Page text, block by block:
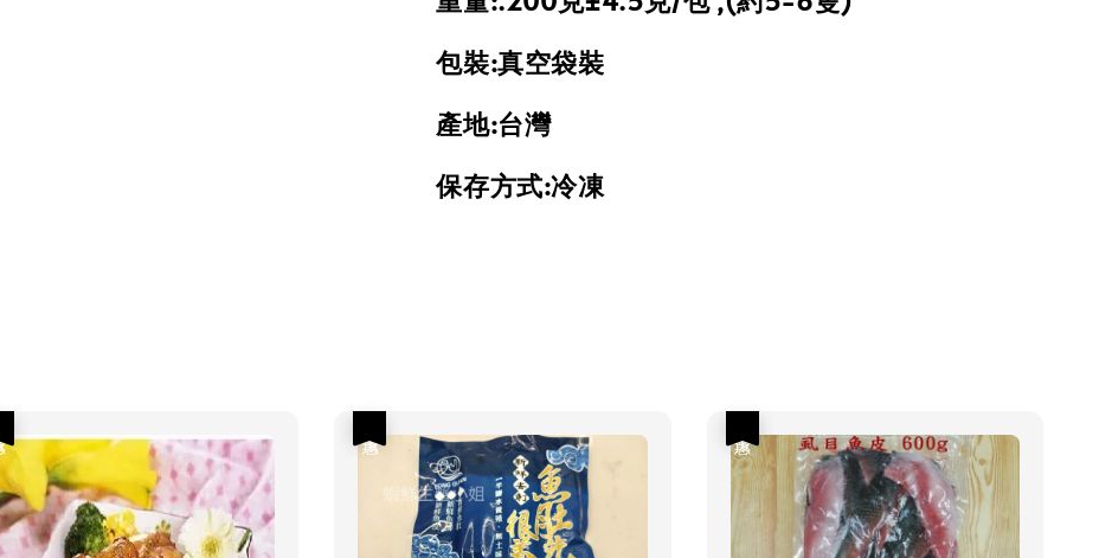
包裝:真空袋裝
產地:台灣
保存方式:冷凍